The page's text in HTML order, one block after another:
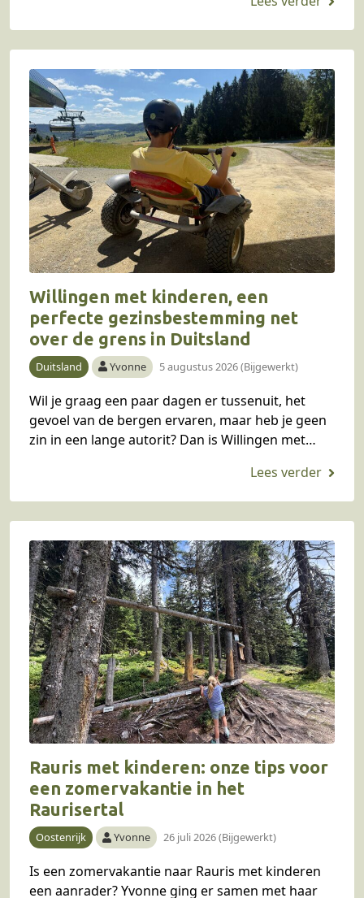
Willingen met kinderen, een
perfecte gezinsbestemming net
over de grens in Duitsland
Duitsland Yvonne 5 augustus 2026 (Bijgewerkt)
Wil je graag een paar dagen er tussenuit, het
gevoel van de bergen ervaren, maar heb je geen
zin in een lange autorit? Dan is Willingen met
Rauris met kinderen: onze tips voor
een zomervakantie in het
Raurisertal
Oostenrijk Yvonne 26 juli 2026 (Bijgewerkt)
Is een zomervakantie naar Rauris met kinderen
een aanrader? Yvonne ging er samen met haar